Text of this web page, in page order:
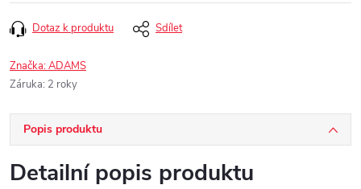
Dotaz k produktu Sdílet
Značka:ADAMS
Záruka: 2 roky
Popis produktu
Detailní popis produktu